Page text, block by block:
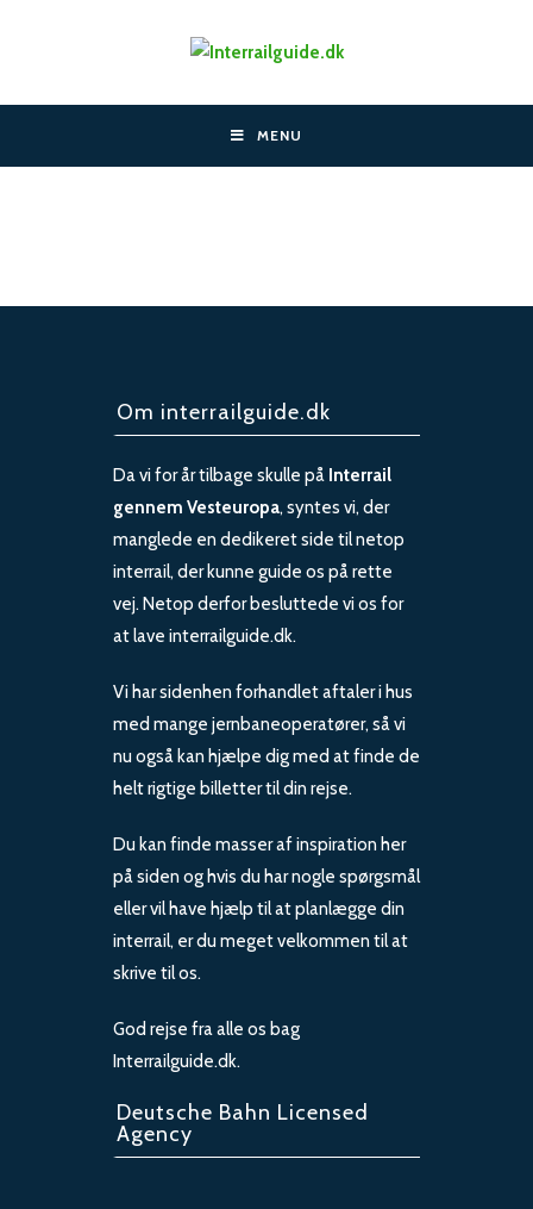
MENU
Om interrailguide.dk
Da vi for år tilbage skulle på Interrail
gennem Vesteuropa, syntes vi, der
manglede en dedikeret side til netop
interrail, der kunne guide os på rette
vej. Netop derfor besluttede vi os for
at lave interrailguide.dk.
Vi har sidenhen forhandlet aftaler i hus
med mange jernbaneoperatører, så vi
nu også kan hjælpe dig med at finde de
helt rigtige billetter til din rejse.
Du kan finde masser af inspiration her
på siden og hvis du har nogle spørgsmål
eller vil have hjælp til at planlægge din
interrail, er du meget velkommen til at
skrive til os.
God rejse fra alle os bag
Interrailguide.dk.
Deutsche Bahn Licensed
Agency